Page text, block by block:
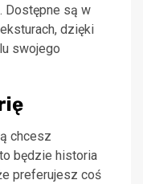
Dostępne są w
dzięki
swojego
chcesz
będzie historia
preferujesz coś